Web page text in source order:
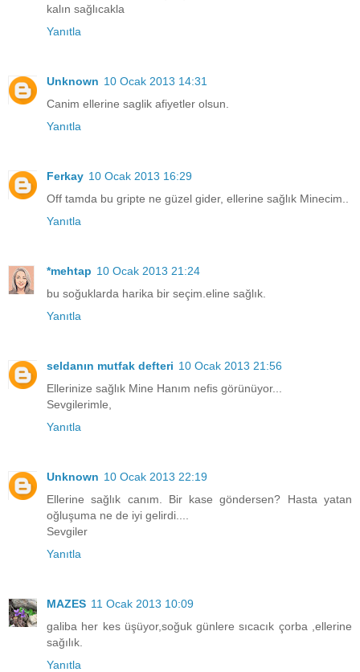
kalın sağlıcakla
Yanıtla
Unknown 10 Ocak 2013 14:31
Canim ellerine saglik afiyetler olsun.
Yanıtla
Ferkay 10 Ocak 2013 16:29
Off tamda bu gripte ne güzel gider, ellerine sağlık Minecim..
Yanıtla
*mehtap 10 Ocak 2013 21:24
bu soğuklarda harika bir seçim.eline sağlık.
Yanıtla
seldanın mutfak defteri 10 Ocak 2013 21:56
Ellerinize sağlık Mine Hanım nefis görünüyor...
Sevgilerimle,
Yanıtla
Unknown 10 Ocak 2013 22:19
Ellerine sağlık canım. Bir kase göndersen? Hasta yatan
oğluşuma ne de iyi gelirdi....
Sevgiler
Yanıtla
MAZES 11 Ocak 2013 10:09
galiba her kes üşüyor,soğuk günlere sıcacık çorba ,ellerine
sağılık.
Yanıtla